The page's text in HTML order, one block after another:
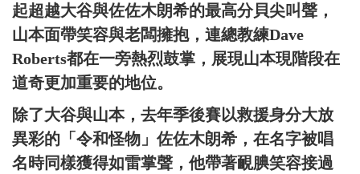
起超越大谷與佐佐木朗希的最高分貝尖叫聲，
山本面帶笑容與老闆擁抱，連總教練Dave
Roberts都在一旁熱烈鼓掌，展現山本現階段在
道奇更加重要的地位。
除了大谷與山本，去年季後賽以救援身分大放
異彩的「令和怪物」佐佐木朗希，在名字被唱
名時同樣獲得如雷掌聲，他帶著靦腆笑容接過